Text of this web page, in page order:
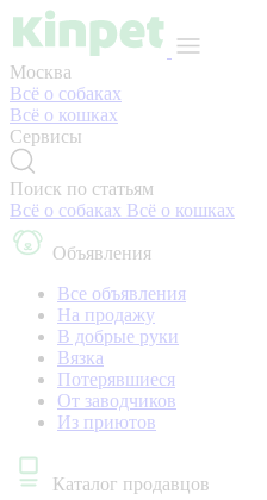
Москва
Всё о собаках
Всё о кошках
Сервисы
Поиск по статьям
Всё о собаках Всё о кошках
Объявления
Все объявления
На продажу
В добрые руки
Вязка
Потерявшиеся
От заводчиков
Из приютов
Каталог продавцов